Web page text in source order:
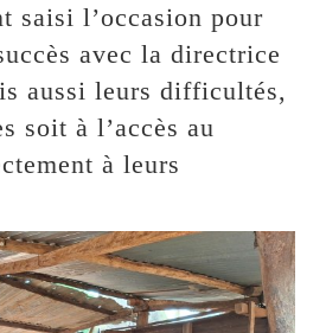
saisi l’occasion pour
avec la directrice
aussi leurs difficultés,
soit à l’accès au
à leurs